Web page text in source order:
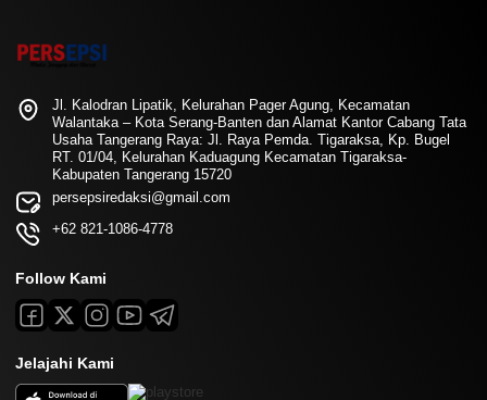
Jl. Kalodran Lipatik, Kelurahan Pager Agung, Kecamatan
Walantaka – Kota Serang-Banten dan Alamat Kantor Cabang Tata
Usaha Tangerang Raya: Jl. Raya Pemda. Tigaraksa, Kp. Bugel
RT. 01/04, Kelurahan Kaduagung Kecamatan Tigaraksa-
Kabupaten Tangerang 15720
persepsiredaksi@gmail.com
+62 821-1086-4778
Follow Kami
Jelajahi Kami